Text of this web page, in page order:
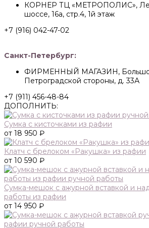
КОРНЕР ТЦ «МЕТРОПОЛИС»,
шоссе, 16а, стр.4, 1й этаж
+7 (916) 042-47-02
Санкт-Петербург:
ФИРМЕННЫЙ МАГАЗИН,
Петроградской стороны, д. 33А
+7 (911) 456-48-84
ДОПОЛНИТЬ:
Сумка с кисточками из рафии
от 18 950 ₽
Клатч с брелоком «Ракушка» из рафии
от 10 590 ₽
Сумка-мешок с ажурной вставкой и
работы из рафии
от 14 950 ₽